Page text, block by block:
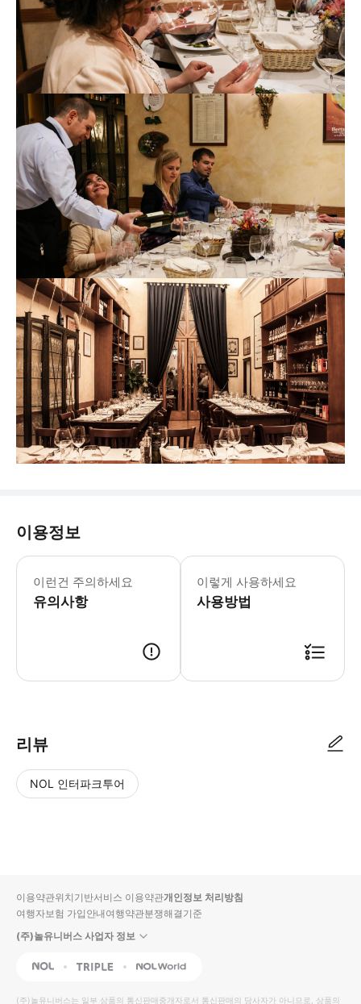
이용정보
이런건 주의하세요
유의사항
이렇게 사용하세요
사용방법
리뷰
NOL 인터파크투어
입니
다.
높
동
순
상
이용약관위치기반서비스 이용약관개인정보 처리방침
여행자보험 가입안내여행약관분쟁해결기준
(주)놀유니버스 사업자 정보
NOL Triple Interpark Global
(주)놀유니버스는 일부 상품의 통신판매중개자로서 통신판매의 당사자가 아니므로, 상품의